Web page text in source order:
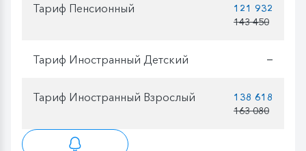
Тариф Пенсионный
121 932
143 450
Тариф Иностранный Детский —
Тариф Иностранный Взрослый
138 618
163 080